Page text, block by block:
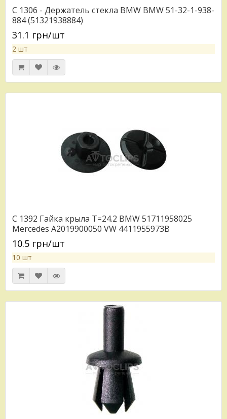
C 1306 - Держатель стекла BMW BMW 51-32-1-938-
884 (51321938884)
31.1 грн/шт
2 шт
C 1392 Гайка крыла T=24.2 BMW 51711958025
Mercedes A2019900050 VW 4411955973B
10.5 грн/шт
10 шт